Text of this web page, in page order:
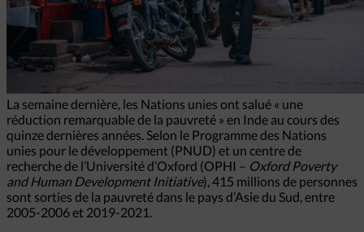
La semaine dernière, les Nations unies ont salué « une
réduction remarquable de la pauvreté » en Inde au cours des
quinze dernières années. Selon le Programme des Nations
unies pour le développement (PNUD) et un centre de
recherche de l’Université d’Oxford (OPHI – Oxford Poverty
and Human Development Initiative), 415 millions de personnes
sont sorties de la pauvreté dans le pays d’Asie du Sud, entre
2005-2006 et 2019-2021.